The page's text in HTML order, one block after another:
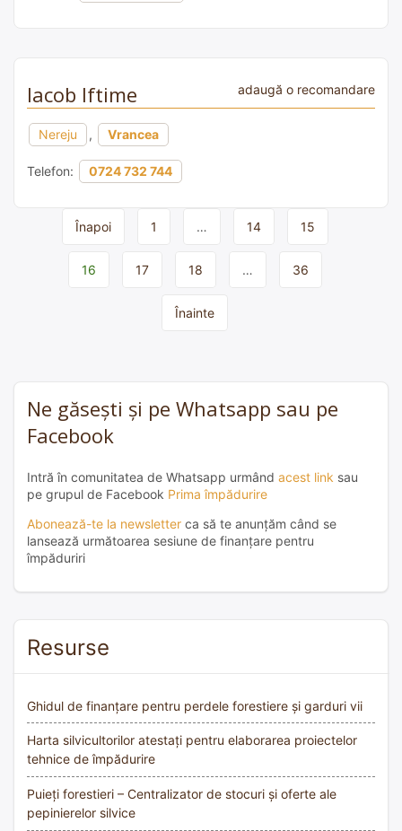
Iacob Iftime adaugă o recomandare
Nereju , Vrancea
Telefon: 0724 732 744
PageÎnapoi 1 … 14 15
16 17 18 … 36
Înainte
Ne găsești și pe Whatsapp sau pe
Facebook
Intră în comunitatea de Whatsapp urmând acest link sau
pe grupul de Facebook Prima împădurire
Abonează-te la newsletter ca să te anunțăm când se
lansează următoarea sesiune de finanțare pentru
împăduriri
Resurse
Ghidul de finanțare pentru perdele forestiere și garduri vii
Harta silvicultorilor atestați pentru elaborarea proiectelor
tehnice de împădurire
Puieți forestieri – Centralizator de stocuri și oferte ale
pepinierelor silvice